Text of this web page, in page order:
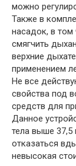
можно
Также в
насадок, в том
смягчить
верхние
применением
Не все
свойства под
средств для
Данное
тела выше 37,5
отказаться
невысокая